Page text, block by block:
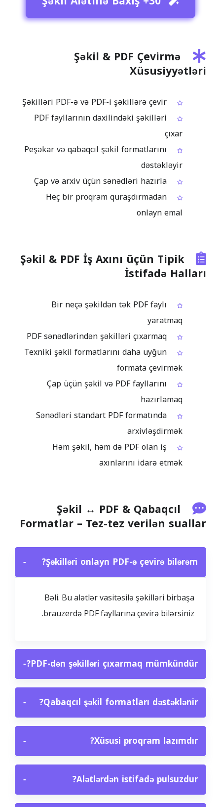
Şəkil & PDF Çevirmə
Xüsusiyyətləri
PDF fayllarının daxilindəki şəkilləri
çıxar
Peşəkar və qabaqcıl şəkil formatlarını
dəstəkləyir
Heç bir proqram quraşdırmadan
onlayn emal
Şəkil & PDF İş Axını üçün Tipik
İstifadə Halları
Bir neçə şəkildən tək PDF faylı
yaratmaq
Texniki şəkil formatlarını daha uyğun
formata çevirmək
Çap üçün şəkil və PDF fayllarını
hazırlamaq
Sənədləri standart PDF formatında
arxivləşdirmək
Həm şəkil, həm də PDF olan iş
axınlarını idarə etmək
Şəkil ↔ PDF & Qabaqcıl
Formatlar – Tez-tez verilən suallar
Şəkilləri onlayn PDF-ə çevirə bilərəm?
−
Bəli. Bu alətlər vasitəsilə şəkilləri birbaşa
brauzerdə PDF fayllarına çevirə bilərsiniz.
PDF-dən şəkilləri çıxarmaq mümkündür?
−
Qabaqcıl şəkil formatları dəstəklənir?
−
Xüsusi proqram lazımdır?
−
Alətlərdən istifadə pulsuzdur?
−